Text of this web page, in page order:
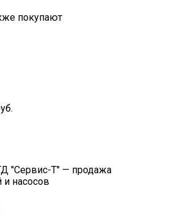
покупают
"Сервис-Т" — продажа
и насосов